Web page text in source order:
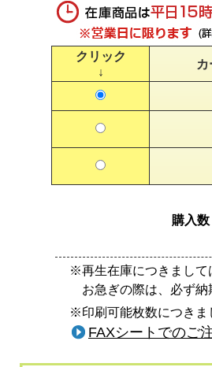
クリック
↓
購入数
※再生在庫につきまして
お急ぎの際は、必ず納
※印刷可能枚数につきま
FAXシートでのご